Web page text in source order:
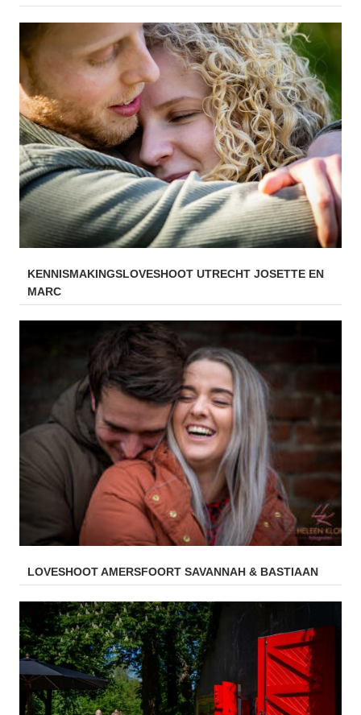
KENNISMAKINGSLOVESHOOT UTRECHT JOSETTE EN
MARC
LOVESHOOT AMERSFOORT SAVANNAH & BASTIAAN